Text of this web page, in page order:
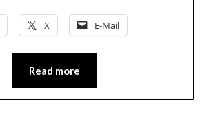
X E-Mail
Read more